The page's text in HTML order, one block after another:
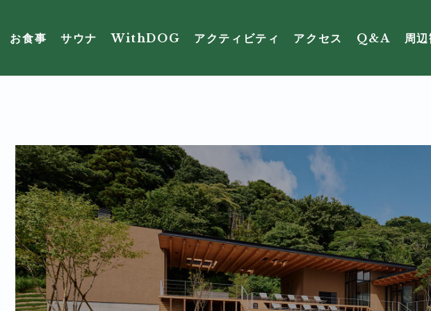
お食事 サウナ WithDOG アクティビティ アクセス Q&A 周